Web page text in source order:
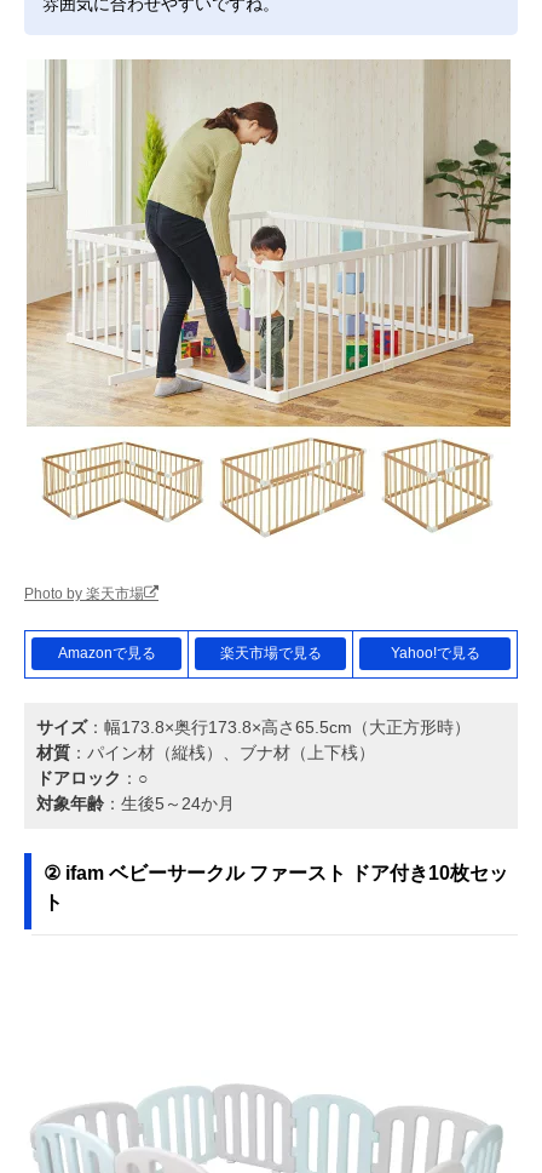
Photo by 楽天市場
Amazonで見る 楽天市場で見る Yahoo!で見る
サイズ：幅173.8×奥行173.8×高さ65.5cm（大正方形時）
材質 ：パイン材（縦桟）、ブナ材（上下桟）
ドアロック ：○
対象年齢 ：生後5～24か月
② ifam ベビーサークル ファースト ドア付き10枚セッ
ト